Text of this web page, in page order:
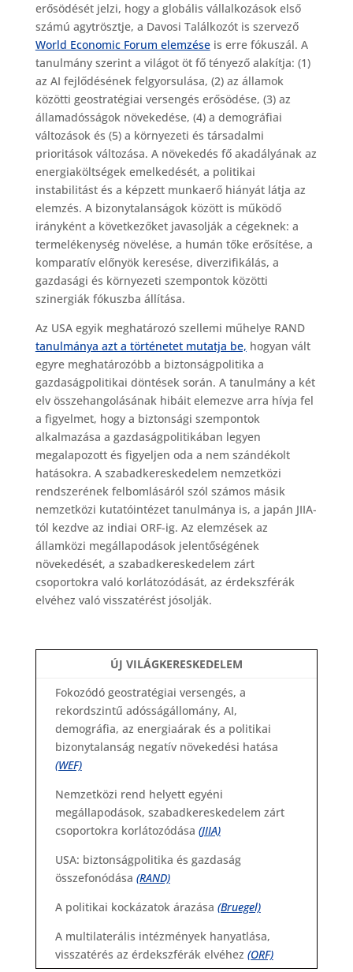
erősödését jelzi, hogy a globális vállalkozások első
számú agytrösztje, a Davosi Találkozót is szervező
World Economic Forum elemzéseis erre fókuszál. A
tanulmány szerint a világot öt fő tényező alakítja: (1)
az AI fejlődésének felgyorsulása, (2) az államok
közötti geostratégiai versengés erősödése, (3) az
államadósságok növekedése, (4) a demográfiai
változások és (5) a környezeti és társadalmi
prioritások változása. A növekedés fő akadályának az
energiaköltségek emelkedését, a politikai
instabilitást és a képzett munkaerő hiányát látja az
elemzés. A bizonytalanságok között is működő
irányként a következőket javasolják a cégeknek: a
termelékenység növelése, a humán tőke erősítése, a
komparatív előnyök keresése, diverzifikálás, a
gazdasági és környezeti szempontok közötti
szinergiák fókuszba állítása.
Az USA egyik meghatározó szellemi műhelye RAND
tanulmánya azt a történetet mutatja be, hogyan vált
egyre meghatározóbb a biztonságpolitika a
gazdaságpolitikai döntések során. A tanulmány a két
elv összehangolásának hibáit elemezve arra hívja fel
a figyelmet, hogy a biztonsági szempontok
alkalmazása a gazdaságpolitikában legyen
megalapozott és figyeljen oda a nem szándékolt
hatásokra. A szabadkereskedelem nemzetközi
rendszerének felbomlásáról szól számos másik
nemzetközi kutatóintézet tanulmánya is, a japán JIIA-
tól kezdve az indiai ORF-ig. Az elemzések az
államközi megállapodások jelentőségének
növekedését, a szabadkereskedelem zárt
csoportokra való korlátozódását, az érdekszférák
elvéhez való visszatérést jósolják.
ÚJ VILÁGKERESKEDELEM
Fokozódó geostratégiai versengés, a
rekordszintű adósságállomány, AI,
demográfia, az energiaárak és a politikai
bizonytalanság negatív növekedési hatása
(WEF)
Nemzetközi rend helyett egyéni
megállapodások, szabadkereskedelem zárt
csoportokra korlátozódása (JIIA)
USA: biztonságpolitika és gazdaság
összefonódása (RAND)
A politikai kockázatok árazása (Bruegel)
A multilaterális intézmények hanyatlása,
visszatérés az érdekszférák elvéhez (ORF)